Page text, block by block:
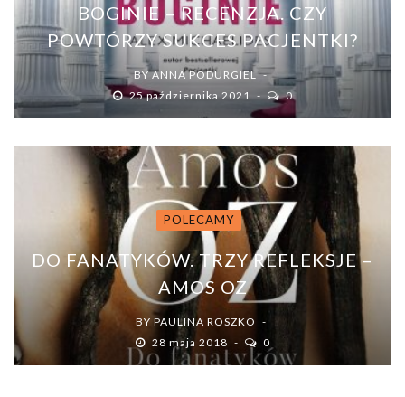
BOGINIE – RECENZJA. CZY
POWTÓRZY SUKCES PACJENTKI?
BYANNA PODURGIEL
25 października 2021
0
POLECAMY
DO FANATYKÓW. TRZY REFLEKSJE –
AMOS OZ
BY PAULINA ROSZKO
28 maja 2018
0